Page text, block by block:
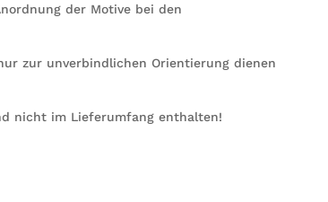
der Motive bei den
zur unverbindlichen Orientierung dienen
nicht im Lieferumfang enthalten!